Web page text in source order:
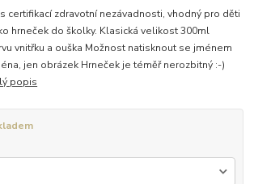
certifikací zdravotní nezávadnosti, vhodný pro děti
hrneček do školky. Klasická velikost 300ml
vnitřku a ouška Možnost natisknout se jménem
jen obrázek Hrneček je téměř nerozbitný :-)
popis